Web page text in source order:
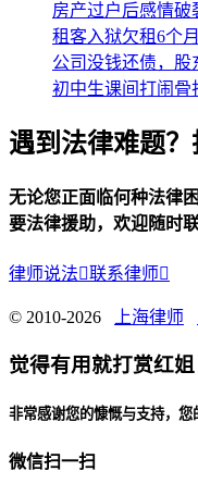
房产过户后感情破
租客入狱欠租6个
公司没钱还债，股
初中生课间打闹骨
遇到法律难题？
无论您正面临何种法律
要法律援助，欢迎随时联
律师说法联系律师
© 2010-2026 上海律师
觉得有用就打赏红姐
非常感谢您的慷慨与支持，您
微信扫一扫